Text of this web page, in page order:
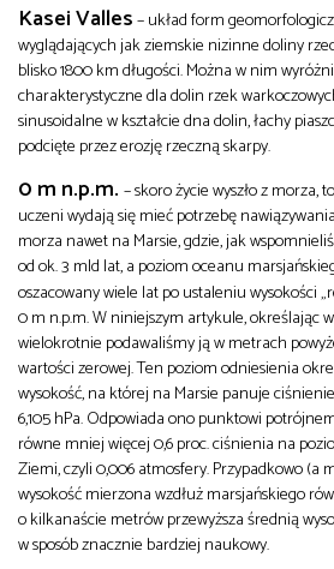
Kasei Valles– układ form
wyglądających jak ziemskie nizinne doliny
blisko 1800 km długości. Można w nim
charakterystyczne dla dolin rzek
sinusoidalne w kształcie dna dolin, łachy
podcięte przez erozję rzeczną skarpy.
0 m n.p.m. – skoro życie wyszło z morza,
uczeni wydają się mieć potrzebę
morza nawet na Marsie, gdzie, jak
od ok. 3 mld lat, a poziom oceanu
oszacowany wiele lat po ustaleniu wysokości
0 m n.p.m. W niniejszym artykule, określając
wielokrotnie podawaliśmy ją w metrach
wartości zerowej. Ten poziom odniesienia
wysokość, na której na Marsie panuje
6,105 hPa. Odpowiada ono punktowi
równe mniej więcej 0,6 proc. ciśnienia na
Ziemi, czyli 0,006 atmosfery. Przypadkowo (a
wysokość mierzona wzdłuż marsjańskiego
o kilkanaście metrów przewyższa średnią
w sposób znacznie bardziej naukowy.